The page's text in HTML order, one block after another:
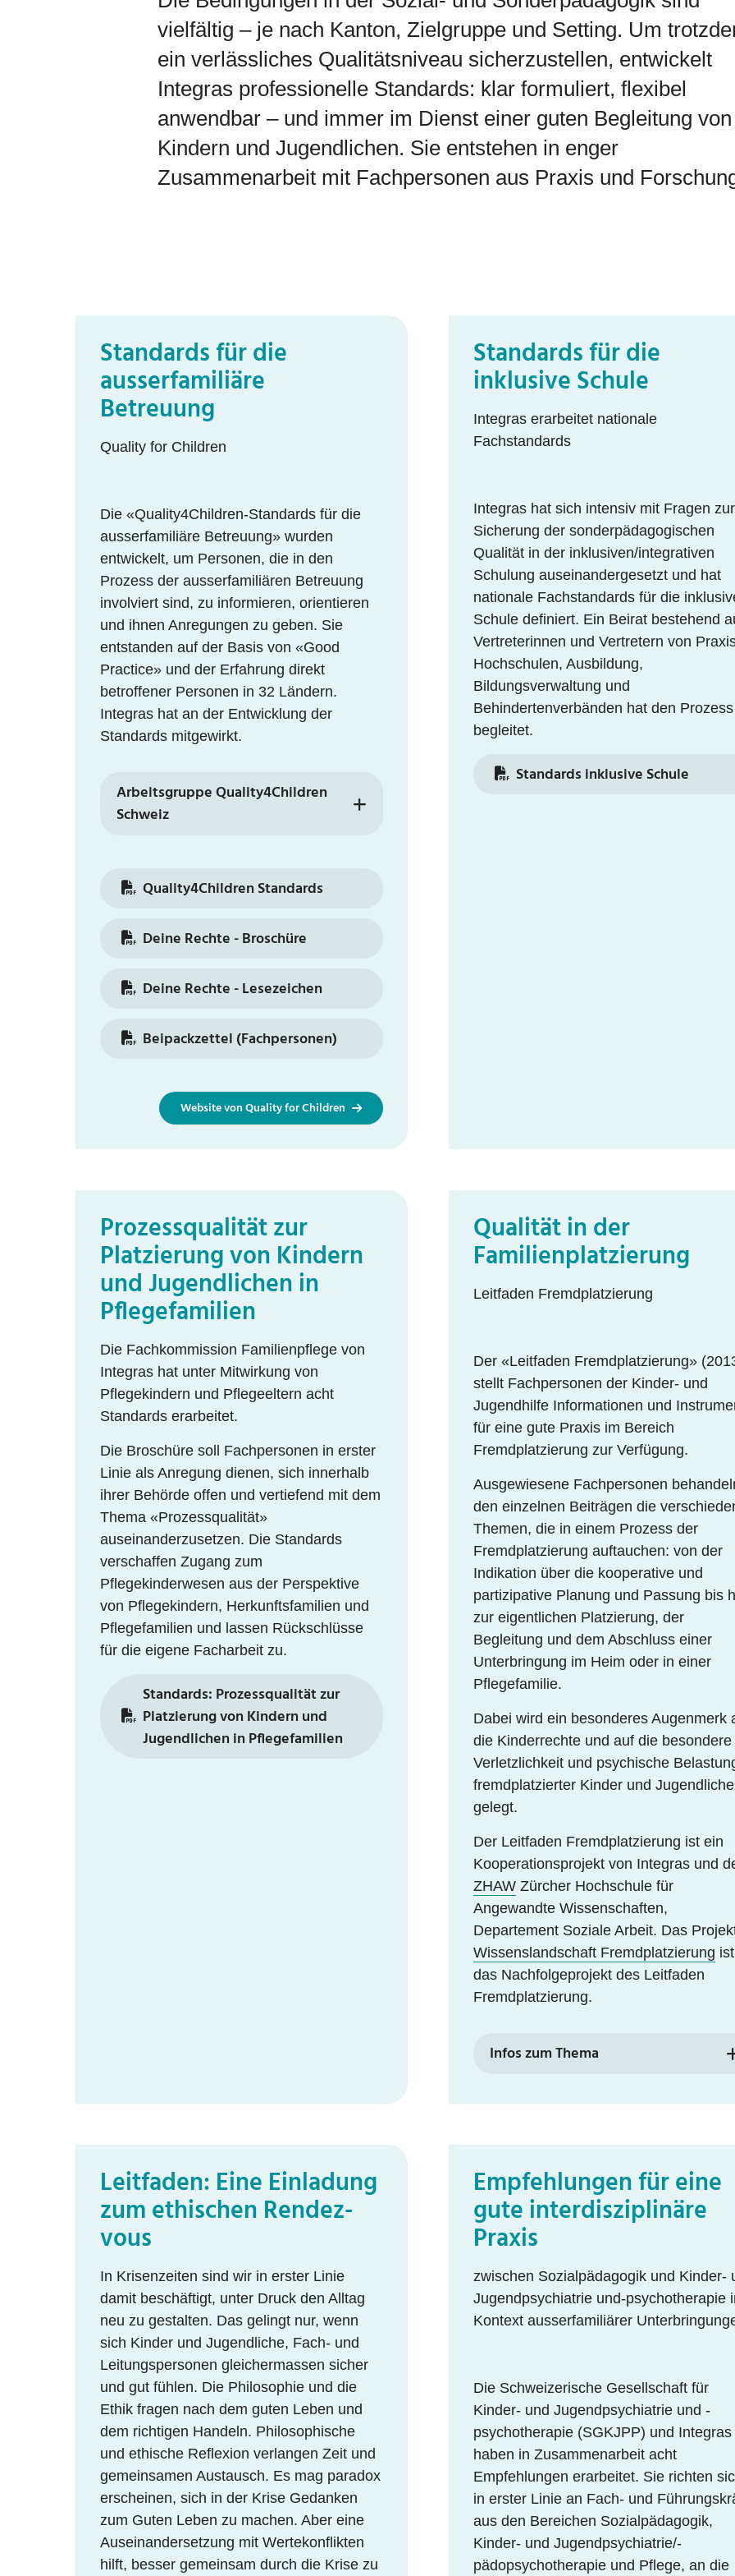
vielfältig – je nach Kanton, Zielgruppe und Setting. Um
ein verlässliches Qualitätsniveau sicherzustellen, entwickelt
Integras professionelle Standards: klar formuliert, flexibel
anwendbar – und immer im Dienst einer guten Begleitung von
Kindern und Jugendlichen. Sie entstehen in enger
Zusammenarbeit mit Fachpersonen aus Praxis und
Standards für die
ausserfamiliäre
Betreuung
Quality for Children
Die «Quality4Children-Standards für die
ausserfamiliäre Betreuung» wurden
entwickelt, um Personen, die in den
Prozess der ausserfamiliären Betreuung
involviert sind, zu informieren, orientieren
und ihnen Anregungen zu geben. Sie
entstanden auf der Basis von «Good
Practice» und der Erfahrung direkt
betroffener Personen in 32 Ländern.
Integras hat an der Entwicklung der
Standards mitgewirkt.
Arbeitsgruppe Quality4Children
Schweiz
Quality4Children Standards
Deine Rechte - Broschüre
Deine Rechte - Lesezeichen
Beipackzettel (Fachpersonen)
Website von Quality for Children
Standards für die
inklusive Schule
Integras erarbeitet nationale
Fachstandards
Integras hat sich intensiv mit Fragen zur
Sicherung der sonderpädagogischen
Qualität in der inklusiven/integrativen
Schulung auseinandergesetzt und hat
nationale Fachstandards für die
Schule definiert. Ein Beirat bestehend
Vertreterinnen und Vertretern von
Hochschulen, Ausbildung,
Bildungsverwaltung und
Behindertenverbänden hat den Prozess
begleitet.
Standards inklusive Schule
Prozessqualität zur
Platzierung von Kindern
und Jugendlichen in
Pflegefamilien
Die Fachkommission Familienpflege von
Integras hat unter Mitwirkung von
Pflegekindern und Pflegeeltern acht
Standards erarbeitet.
Die Broschüre soll Fachpersonen in erster
Linie als Anregung dienen, sich innerhalb
ihrer Behörde offen und vertiefend mit dem
Thema «Prozessqualität»
auseinanderzusetzen. Die Standards
verschaffen Zugang zum
Pflegekinderwesen aus der Perspektive
von Pflegekindern, Herkunftsfamilien und
Pflegefamilien und lassen Rückschlüsse
für die eigene Facharbeit zu.
Standards: Prozessqualität zur
Platzierung von Kindern und
Jugendlichen in Pflegefamilien
Qualität in der
Familienplatzierung
Leitfaden Fremdplatzierung
Der «Leitfaden Fremdplatzierung»
stellt Fachpersonen der Kinder- und
Jugendhilfe Informationen und
für eine gute Praxis im Bereich
Fremdplatzierung zur Verfügung.
Ausgewiesene Fachpersonen
den einzelnen Beiträgen die
Themen, die in einem Prozess der
Fremdplatzierung auftauchen: von der
Indikation über die kooperative und
partizipative Planung und Passung bis
zur eigentlichen Platzierung, der
Begleitung und dem Abschluss einer
Unterbringung im Heim oder in einer
Pflegefamilie.
Dabei wird ein besonderes Augenmerk
die Kinderrechte und auf die besondere
Verletzlichkeit und psychische
fremdplatzierter Kinder und
gelegt.
Der Leitfaden Fremdplatzierung ist ein
Kooperationsprojekt von Integras und
ZHAW Zürcher Hochschule für
Angewandte Wissenschaften,
Departement Soziale Arbeit. Das
Wissenslandschaft Fremdplatzierung ist
das Nachfolgeprojekt des Leitfaden
Fremdplatzierung.
Infos zum Thema
Leitfaden: Eine Einladung
zum ethischen Rendez-
vous
In Krisenzeiten sind wir in erster Linie
damit beschäftigt, unter Druck den Alltag
neu zu gestalten. Das gelingt nur, wenn
sich Kinder und Jugendliche, Fach- und
Leitungspersonen gleichermassen sicher
und gut fühlen. Die Philosophie und die
Ethik fragen nach dem guten Leben und
dem richtigen Handeln. Philosophische
und ethische Reflexion verlangen Zeit und
gemeinsamen Austausch. Es mag paradox
erscheinen, sich in der Krise Gedanken
zum Guten Leben zu machen. Aber eine
Auseinandersetzung mit Wertekonflikten
hilft, besser gemeinsam durch die Krise zu
Empfehlungen für eine
gute interdisziplinäre
Praxis
zwischen Sozialpädagogik und Kinder-
Jugendpsychiatrie und-psychotherapie
Kontext ausserfamiliärer
Die Schweizerische Gesellschaft für
Kinder- und Jugendpsychiatrie und -
psychotherapie (SGKJPP) und Integras
haben in Zusammenarbeit acht
Empfehlungen erarbeitet. Sie richten
in erster Linie an Fach- und
aus den Bereichen Sozialpädagogik,
Kinder- und Jugendpsychiatrie/-
pädopsychotherapie und Pflege, an die